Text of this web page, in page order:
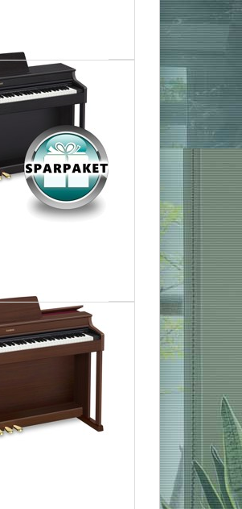
hier klicken
- hier klicken
2-5 Tage
470 WE Weiß Matt zu 949,00 €, Menge 1.
Warenkorb